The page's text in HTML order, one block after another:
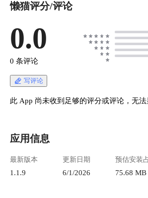
懒猫评分/评论
0.0
0 条评论
写评论
此 App 尚未收到足够的评分或评论，无法
应用信息
最新版本
1.1.9
更新日期
6/1/2026
预估安装
75.68 MB